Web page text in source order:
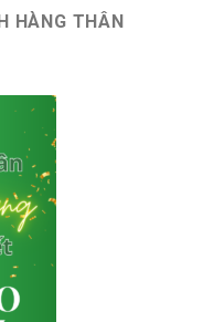
HÀNG THÂN